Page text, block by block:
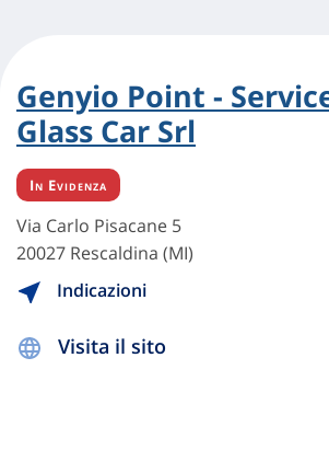
Genyio Point -
Glass Car Srl
In Evidenza
Via Carlo Pisacane 5
20027 Rescaldina (MI)
Indicazioni
Visita il sito